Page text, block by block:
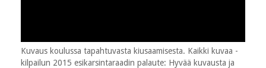
Kuvaus koulussa tapahtuvasta kiusaamisesta. Kaikki kuvaa -
kilpailun 2015 esikarsintaraadin palaute: Hyvää kuvausta ja